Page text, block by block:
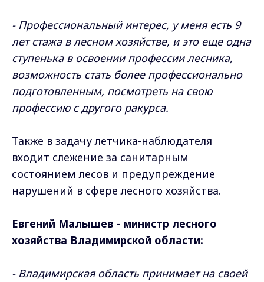
- Профессиональный интерес, у меня есть 9
лет стажа в лесном хозяйстве, и это еще одна
ступенька в освоении профессии лесника,
возможность стать более профессионально
подготовленным, посмотреть на свою
профессию с другого ракурса.
Также в задачу летчика-наблюдателя
входит слежение за санитарным
состоянием лесов и предупреждение
нарушений в сфере лесного хозяйства.
Евгений Малышев - министр лесного
хозяйства Владимирской области:
- Владимирская область принимает на своей